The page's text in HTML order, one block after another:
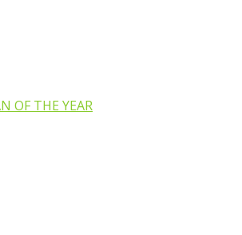
OF THE YEAR